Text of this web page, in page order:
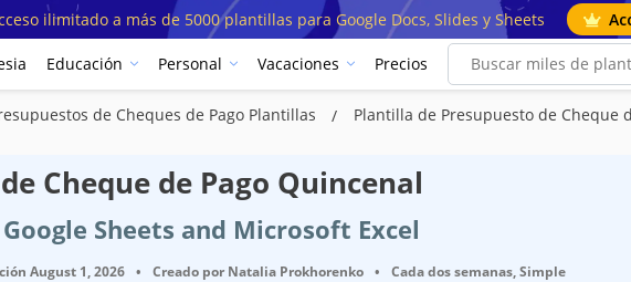
ilimitado a más de 5000 plantillas para Google Docs, Slides y Sheets
Educación Personal Vacaciones Precios
de Cheques de Pago Plantillas Plantilla de Presupuesto de Cheque
Cheque de Pago Quincenal
Sheets and Microsoft Excel
August 1, 2026 • Creado por Natalia Prokhorenko • Cada dos semanas, Simple